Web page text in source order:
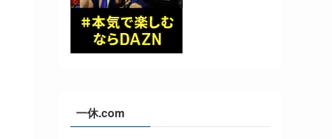
一休.com